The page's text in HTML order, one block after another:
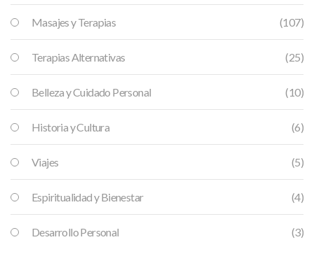
Masajes y Terapias (107)
Terapias Alternativas (25)
Belleza y Cuidado Personal (10)
Historia y Cultura (6)
Viajes (5)
Espiritualidad y Bienestar (4)
Desarrollo Personal (3)